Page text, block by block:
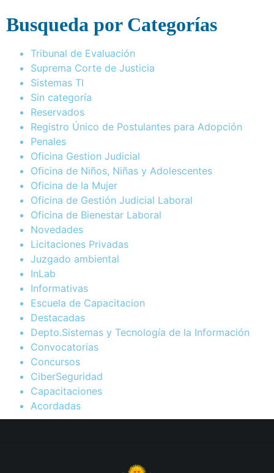
Busqueda por Categorías
Tribunal de Evaluación
Suprema Corte de Justicia
Sistemas TI
Sin categoría
Reservados
Registro Único de Postulantes para Adopción
Penales
Oficina Gestion Judicial
Oficina de Niños, Niñas y Adolescentes
Oficina de la Mujer
Oficina de Gestión Judicial Laboral
Oficina de Bienestar Laboral
Novedades
Licitaciones Privadas
Juzgado ambiental
InLab
Informativas
Escuela de Capacitacion
Destacadas
Depto.Sistemas y Tecnología de la Información
Convocatorias
Concursos
CiberSeguridad
Capacitaciones
Acordadas